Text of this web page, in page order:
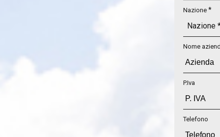
Nazione *
Nome
P.Iva
Telefono